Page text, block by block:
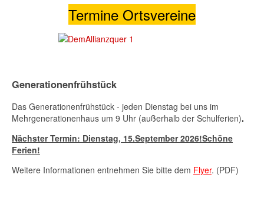
Termine Ortsvereine
Generationenfrühstück
Das Generationenfrühstück - jeden Dienstag bei uns im
Mehrgenerationenhaus um 9 Uhr (außerhalb der Schulferien).
Nächster Termin: Dienstag, 15.September 2026!Schöne
Ferien!
Weitere Informationen entnehmen Sie bitte dem Flyer. (PDF)